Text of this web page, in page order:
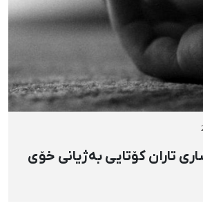
تاران کۆتایی بەژیانی خۆی